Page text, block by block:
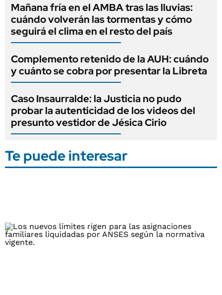
Mañana fría en el AMBA tras las lluvias:
cuándo volverán las tormentas y cómo
seguirá el clima en el resto del país
Complemento retenido de la AUH: cuándo
y cuánto se cobra por presentar la Libreta
Caso Insaurralde: la Justicia no pudo
probar la autenticidad de los videos del
presunto vestidor de Jésica Cirio
Te puede interesar